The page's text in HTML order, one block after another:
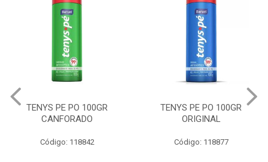
TENYS PE PO 100GR
CANFORADO
Código: 118842
TENYS PE PO 100GR
ORIGINAL
Código: 118877